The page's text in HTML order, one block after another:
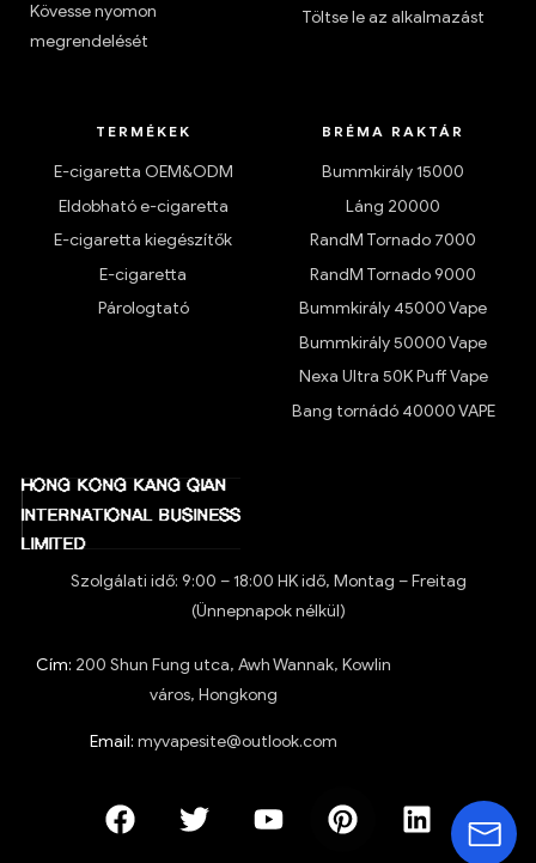
Kövesse nyomon
megrendelését
Töltse le az alkalmazást
TERMÉKEK
E-cigaretta OEM&ODM
Eldobható e-cigaretta
E-cigaretta kiegészítők
E-cigaretta
Párologtató
BRÉMA RAKTÁR
Bummkirály 15000
Láng 20000
RandM Tornado 7000
RandM Tornado 9000
Bummkirály 45000 Vape
Bummkirály 50000 Vape
Nexa Ultra 50K Puff Vape
Bang tornádó 40000 VAPE
Szolgálati idő: 9:00 – 18:00 HK idő, Montag – Freitag
(Ünnepnapok nélkül)
Cím: 200 Shun Fung utca, Awh Wannak, Kowlin
város, Hongkong
Email: myvapesite@outlook.com